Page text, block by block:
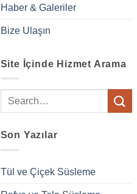
Haber & Galeriler
Bize Ulaşın
Site İçinde Hizmet Arama
Son Yazılar
Tül ve Çiçek Süsleme